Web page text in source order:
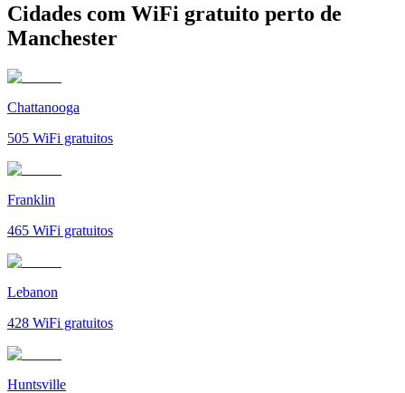
Cidades com WiFi gratuito perto de
Manchester
Chattanooga
505 WiFi gratuitos
Franklin
465 WiFi gratuitos
Lebanon
428 WiFi gratuitos
Huntsville